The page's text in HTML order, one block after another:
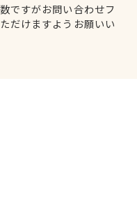
ですがお問い合わせフ
だけますようお願いい